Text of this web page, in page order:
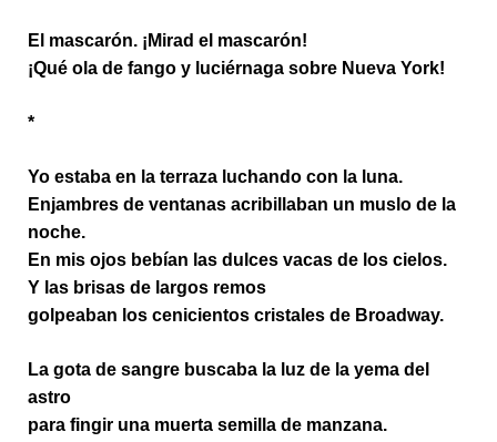
El mascarón. ¡Mirad el mascarón!
¡Qué ola de fango y luciérnaga sobre Nueva York!
*
Yo estaba en la terraza luchando con la luna.
Enjambres de ventanas acribillaban un muslo de la
noche.
En mis ojos bebían las dulces vacas de los cielos.
Y las brisas de largos remos
golpeaban los cenicientos cristales de Broadway.
La gota de sangre buscaba la luz de la yema del
astro
para fingir una muerta semilla de manzana.